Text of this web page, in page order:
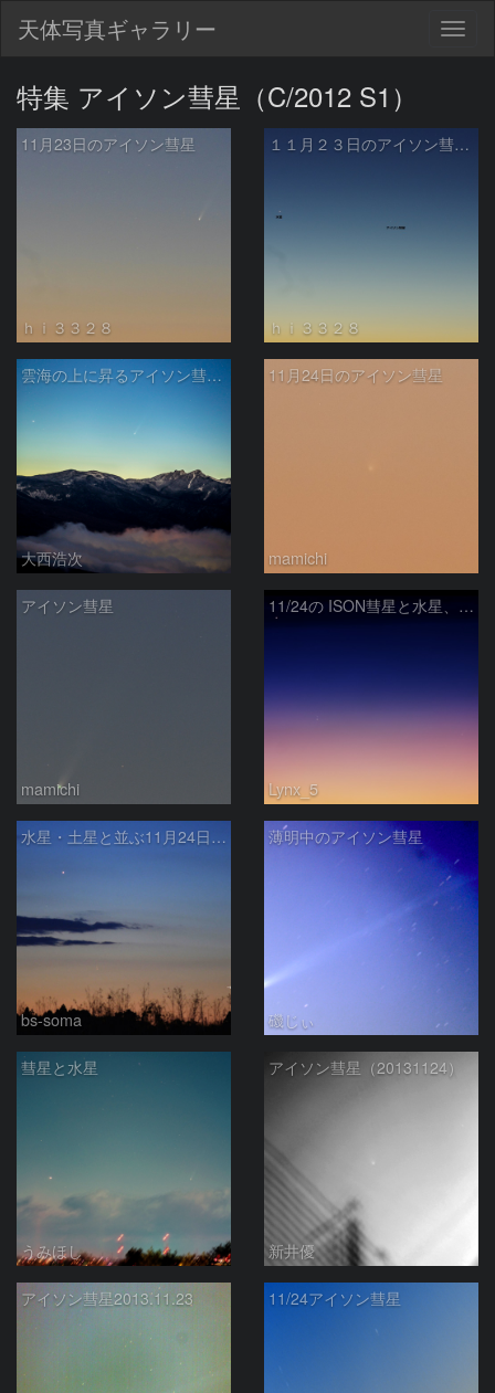
天体写真ギャラリー
特集 アイソン彗星（C/2012 S1）
11月23日のアイソン彗星
ｈｉ３３２８
１１月２３日のアイソン彗星、水星、土星
ｈｉ３３２８
雲海の上に昇るアイソン彗星と水星
大西浩次
11月24日のアイソン彗星
mamichi
アイソン彗星
mamichi
11/24の ISON彗星と水星、土星
Lynx_5
水星・土星と並ぶ11月24日のアイソン彗星
bs-soma
薄明中のアイソン彗星
磯じぃ
彗星と水星
うみほし
アイソン彗星（20131124）
新井優
アイソン彗星2013.11.23 11/24アイソン彗星